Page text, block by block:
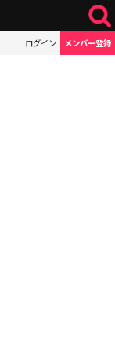
ログイン メンバー登録